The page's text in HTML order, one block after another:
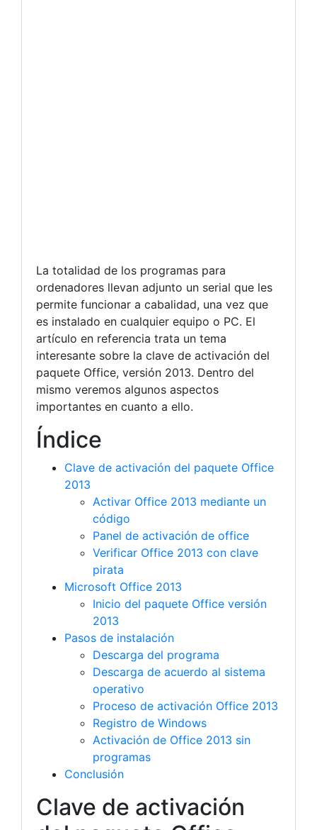
La totalidad de los programas para
ordenadores llevan adjunto un serial que les
permite funcionar a cabalidad, una vez que
es instalado en cualquier equipo o PC. El
artículo en referencia trata un tema
interesante sobre la clave de activación del
paquete Office, versión 2013. Dentro del
mismo veremos algunos aspectos
importantes en cuanto a ello.
Índice
Clave de activación del paquete Office
2013
Activar Office 2013 mediante un
código
Panel de activación de office
Verificar Office 2013 con clave
pirata
Microsoft Office 2013
Inicio del paquete Office versión
2013
Pasos de instalación
Descarga del programa
Descarga de acuerdo al sistema
operativo
Proceso de activación Office 2013
Registro de Windows
Activación de Office 2013 sin
programas
Conclusión
Clave de activación